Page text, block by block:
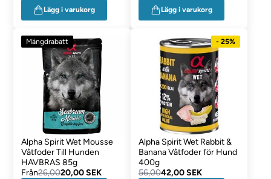
Lägg i varukorg Lägg i varukorg
Mängdrabatt
Alpha Spirit Wet Mousse
Våtfoder Till Hunden
HAVBRAS 85g
Från26,0020,00 SEK
- 25%
Alpha Spirit Wet Rabbit &
Banana Våtfoder för Hund
400g
56,0042,00 SEK